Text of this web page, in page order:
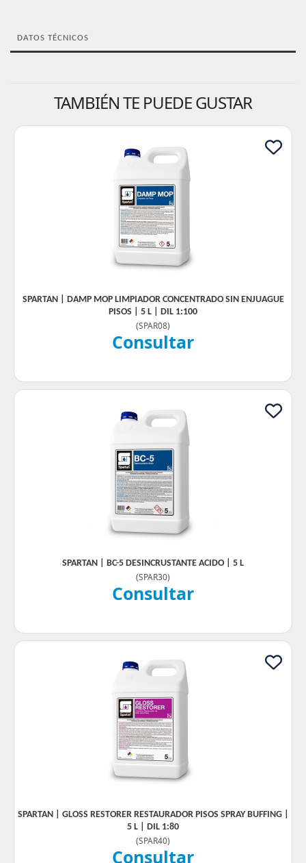
DATOS TÉCNICOS
TAMBIÉN TE PUEDE GUSTAR
SPARTAN | DAMP MOP LIMPIADOR CONCENTRADO SIN ENJUAGUE
PISOS | 5 L | DIL 1:100
(SPAR08)
Consultar
SPARTAN | BC-5 DESINCRUSTANTE ACIDO | 5 L
(SPAR30)
Consultar
SPARTAN | GLOSS RESTORER RESTAURADOR PISOS SPRAY BUFFING |
5 L | DIL 1:80
(SPAR40)
Consultar